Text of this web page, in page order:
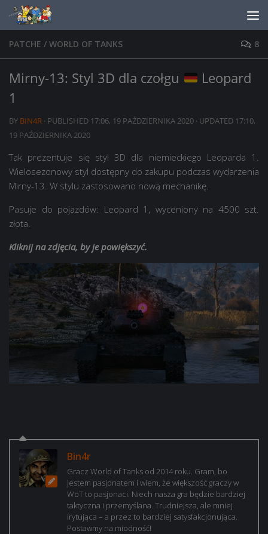
Skip to content
PATCHE / WORLD OF TANKS 8
Mirny-13: Styl 3D dla czołgu
Leopard
1
BY BIN4R · PUBLISHED 17:06, 19 PAŹDZIERNIKA 2020 · UPDATED 17:10,
19 PAŹDZIERNIKA 2020
Tak prezentuje się styl 3D dla niemieckiego Leoparda 1.
Wielosezonowy styl dostępny do zakupu podczas wydarzenia
Mirny-13. W stylu zastosowano nową mechanikę.
Pasuje do pojazdów: Leopard 1, wyceniony na 4500 szt.
złota.
Kliknij na zdjęcia, by je powiększyć.
Bin4r
Gracz World of Tanks od 2014 roku. Gram, bo
jestem pasjonatem i wiem, że większość graczy w
WoT to pasjonaci. Niech nasza gra będzie bardziej
taktyczna i przemyślana. Trudniejsza, ale mniej
irytująca – a przez to bardziej satysfakcjonująca.
Postawmy na miodność!